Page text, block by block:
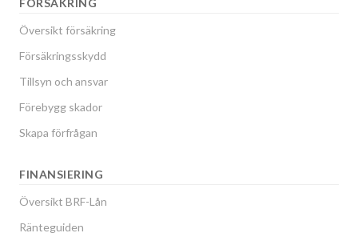
Översikt försäkring
Försäkringsskydd
Tillsyn och ansvar
Förebygg skador
Skapa förfrågan
FINANSIERING
Översikt BRF-Lån
Ränteguiden